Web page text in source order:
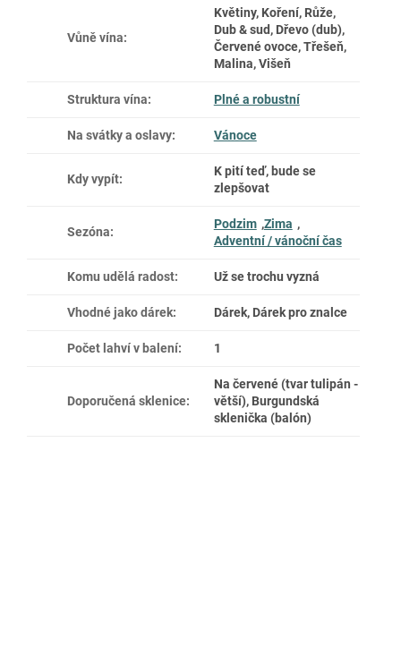
Vůně vína:
Květiny, Koření, Růže,
Dub & sud, Dřevo (dub),
Červené ovoce, Třešeň,
Malina, Višeň
Struktura vína: Plné a robustní
Na svátky a oslavy: Vánoce
Kdy vypít:
K pití teď, bude se
zlepšovat
Sezóna:
Podzim ,Zima ,
Adventní / vánoční čas
Komu udělá radost: Už se trochu vyzná
Vhodné jako dárek: Dárek, Dárek pro znalce
Počet lahví v balení: 1
Doporučená sklenice:
Na červené (tvar tulipán -
větší), Burgundská
sklenička (balón)